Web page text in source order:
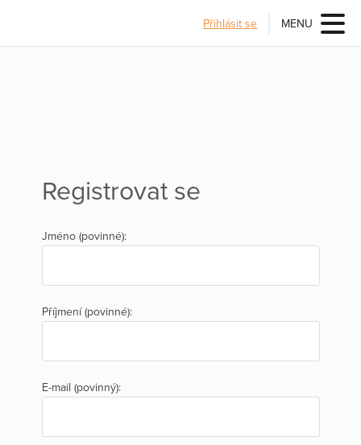
Přihlásit se MENU
Registrovat se
Jméno (povinné):
Příjmení (povinné):
E-mail (povinný):